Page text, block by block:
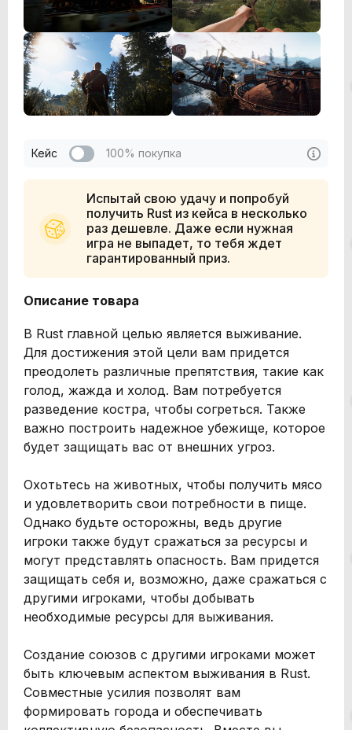
Кейс 100% покупка
Испытай свою удачу и попробуй
получить Rust из кейса в несколько
раз дешевле. Даже если нужная
игра не выпадет, то тебя ждет
гарантированный приз.
Описание товара
В Rust главной целью является выживание.
Для достижения этой цели вам придется
преодолеть различные препятствия, такие как
голод, жажда и холод. Вам потребуется
разведение костра, чтобы согреться. Также
важно построить надежное убежище, которое
будет защищать вас от внешних угроз.
Охотьтесь на животных, чтобы получить мясо
и удовлетворить свои потребности в пище.
Однако будьте осторожны, ведь другие
игроки также будут сражаться за ресурсы и
могут представлять опасность. Вам придется
защищать себя и, возможно, даже сражаться с
другими игроками, чтобы добывать
необходимые ресурсы для выживания.
Создание союзов с другими игроками может
быть ключевым аспектом выживания в Rust.
Совместные усилия позволят вам
формировать города и обеспечивать